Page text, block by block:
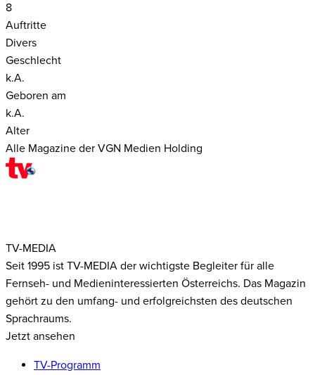
8
Auftritte
Divers
Geschlecht
k.A.
Geboren am
k.A.
Alter
Alle Magazine der VGN Medien Holding
TV-MEDIA
Seit 1995 ist TV-MEDIA der wichtigste Begleiter für alle
Fernseh- und Medieninteressierten Österreichs. Das Magazin
gehört zu den umfang- und erfolgreichsten des deutschen
Sprachraums.
Jetzt ansehen
TV-Programm